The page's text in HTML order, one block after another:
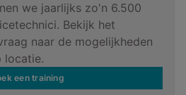
we jaarlijks zo'n 6.500
Bekijk het
naar de mogelijkheden
locatie.
een training